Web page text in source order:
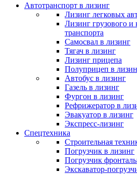
Автотранспорт в лизинг
Лизинг легковых
Лизинг грузового и
транспорта
Самосвал в лизинг
Тягач в лизинг
Лизинг прицепа
Полуприцеп в
Автобус в лизинг
Газель в лизинг
Фургон в лизинг
Рефрижератор в
Эвакуатор в лизинг
Экспресс-лизинг
Спецтехника
Строительная
Погрузчик в лизинг
Погрузчик
Экскаватор-